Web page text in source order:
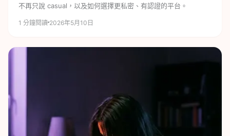
不再只說 casual，以及如何選擇更私密、有認證的平台。
1 分鐘閱讀 2026年5月10日